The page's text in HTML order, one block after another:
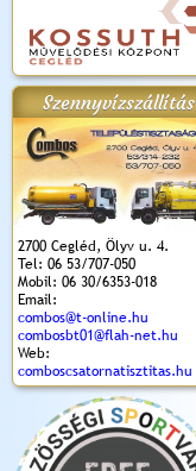
Szennyvízszállítás
2700 Cegléd, Ölyv u. 4.
Tel: 06 53/707-050
Mobil: 06 30/6353-018
Email:
combos@t-online.hu
combosbt01@flah-net.hu
Web:
comboscsatornatisztitas.hu
2018.
Kossuth Toborzó
Ünnepély